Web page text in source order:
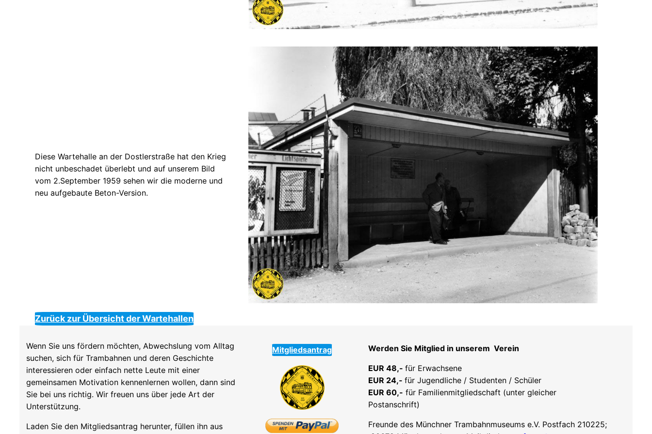
Diese Wartehalle an der Dostlerstraße hat den Krieg
nicht unbeschadet überlebt und auf unserem Bild
vom 2.September 1959 sehen wir die moderne und
neu aufgebaute Beton-Version.
Zurück zur Übersicht der Wartehallen
Wenn Sie uns fördern möchten, Abwechslung vom Alltag
suchen, sich für Trambahnen und deren Geschichte
interessieren oder einfach nette Leute mit einer
gemeinsamen Motivation kennenlernen wollen, dann sind
Sie bei uns richtig. Wir freuen uns über jede Art der
Unterstützung.
Laden Sie den Mitgliedsantrag herunter, füllen ihn aus
Mitgliedsantrag Werden Sie Mitglied in unserem Verein
EUR 48,- für Erwachsene
EUR 24,- für Jugendliche / Studenten / Schüler
EUR 60,- für Familienmitgliedschaft (unter gleicher
Postanschrift)
Freunde des Münchner Trambahnmuseums e.V. Postfach 210225;